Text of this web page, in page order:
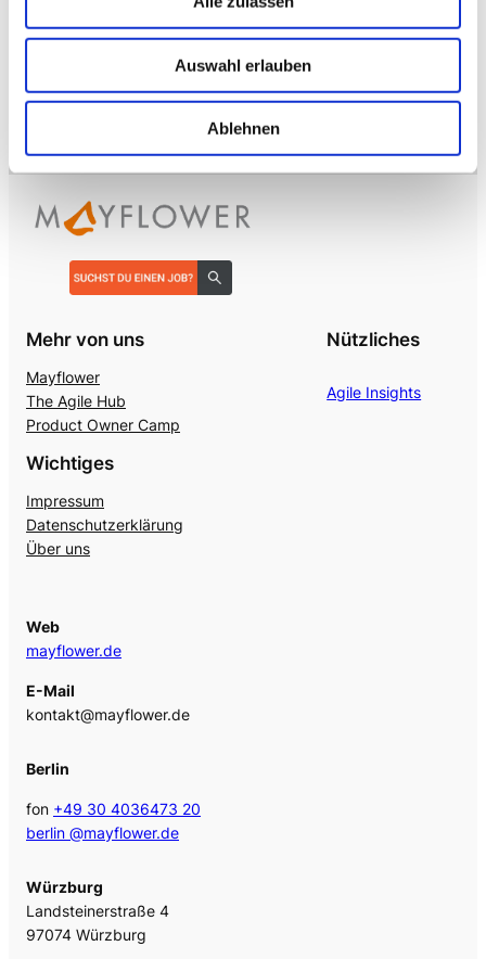
Auswahl erlauben
Ablehnen
Enterprise VoiceAI→ VOICE
Realtime S2S, keine SaaS-Pipeline. Integriert in alle
gängigen Telefonanlagen.
Mehr von uns
Mayflower
The Agile Hub
Product Owner Camp
Nützliches
Agile Insights
Wichtiges
Impressum
Datenschutzerklärung
Über uns
Web
mayflower.de
E-Mail
kontakt@mayflower.de
Berlin
fon +49 30 4036473 20
berlin @mayflower.de
Würzburg
Landsteinerstraße 4
97074 Würzburg